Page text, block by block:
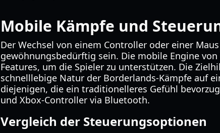
Mobile Kämpfe und
Der Wechsel von einem Controller oder einer
gewöhnungsbedürftig sein. Die mobile Engine
Features, um die Spieler zu unterstützen. Die
schnelllebige Natur der Borderlands-Kämpfe auf
diejenigen, die ein traditionelleres Gefühl
und Xbox-Controller via Bluetooth.
Vergleich der Steuerungsoptionen